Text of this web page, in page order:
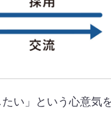
い」という心意